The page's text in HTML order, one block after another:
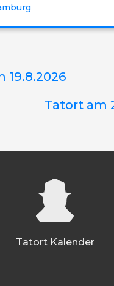
19.8.2026
Tatort am
Tatort Kalender